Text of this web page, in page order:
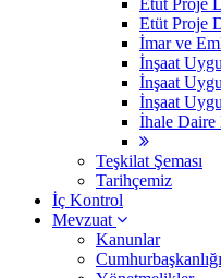
Etüt Proje
İmar ve
İnşaat
İnşaat
İnşaat
İhale Daire
Teşkilat Şeması
Tarihçemiz
İç Kontrol
Mevzuat
Kanunlar